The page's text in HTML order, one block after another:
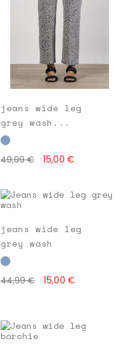
jeans wide leg
grey wash...
49,99 € 15,00 €
jeans wide leg
grey wash
44,99 € 15,00 €